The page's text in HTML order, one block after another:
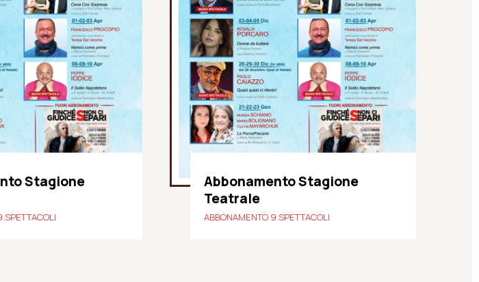
Stagione
SPETTACOLI
Abbonamento Stagione
Teatrale
ABBONAMENTO 9 SPETTACOLI